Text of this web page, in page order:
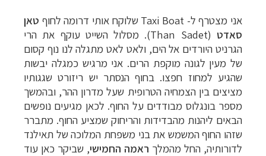
אני מצטרף ל- Taxi Boat שלוקח אותי דרומה לחוף טאן
סאדט (Than Sadet)
. מסלול השייט עוקף את הרי
הגרניט היורדים אל הים, ולאט לאט מתגלה לנו נוף קסום
של מעין לגונה מוקפת הרים. אני מרגיש כמגלה יבשות
שהגיע למחוז חפצו. בחוף הנסתר יש ריזורט שגגותיו
מציצים בין הצמחיה הטרופית שעל מדרון ההר, ובהמשך
מספר בונגלוס מבודדים על החוף. לכאן מגיעים נופשים
הבאים ליהנות מהבדידות והריחוק שמציע החוף. מתברר
שזהו החוף המשמש את בני משפחת המלוכה של תאילנד
לדורותיה, החל מהמלך ראמה החמישי, שביקר כאן עוד